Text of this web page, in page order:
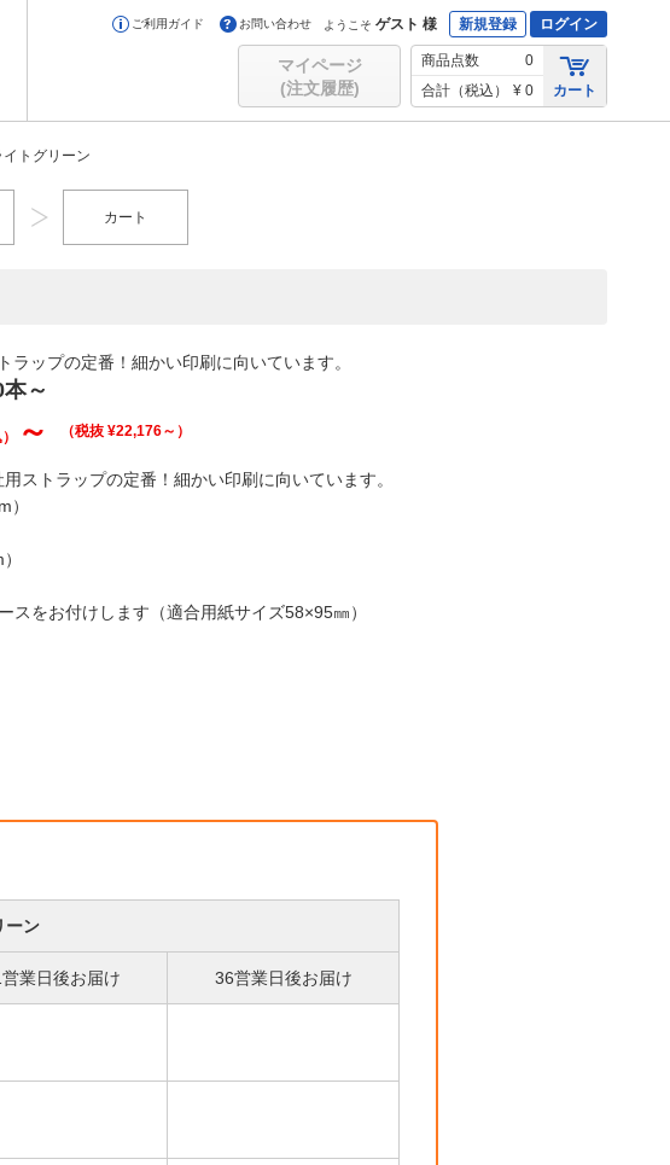
ご利用ガイド お問い合わせ ようこそ ゲスト 様 新規登録 ログイン
マイページ
(注文履歴)
商品点数
0
合計（税込）
¥ 0 カート
トグリーン
カート
ップの定番！細かい印刷に向いています。
本～
～ （税抜 ¥22,176～）
ストラップの定番！細かい印刷に向いています。
スをお付けします（適合用紙サイズ58×95㎜）
ーン
業日後お届け 36営業日後お届け